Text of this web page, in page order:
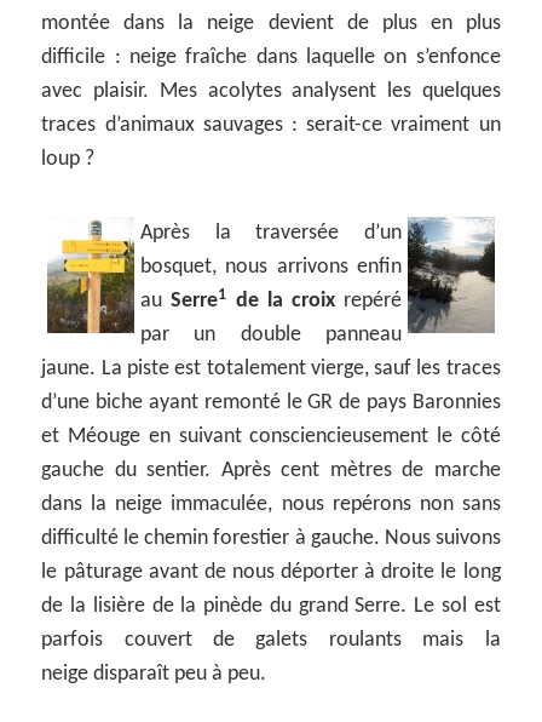
montée dans la neige devient de plus en plus
difficile : neige fraîche dans laquelle on s’enfonce
avec plaisir. Mes acolytes analysent les quelques
traces d’animaux sauvages : serait-ce vraiment un
loup ?
Après la traversée d’un
bosquet, nous arrivons enfin
auSerre1 de la croixrepéré
par un double panneau
jaune. La piste est totalement vierge, sauf les traces
d’une biche ayant remonté le GR de pays Baronnies
et Méouge en suivant consciencieusement le côté
gauche du sentier. Après cent mètres de marche
dans la neige immaculée, nous repérons non sans
difficulté le chemin forestier à gauche. Nous suivons
le pâturage avant de nous déporter à droite le long
de la lisière de la pinède du grand Serre. Le sol est
parfois couvert de galets roulants mais la
neige disparaît peu à peu.